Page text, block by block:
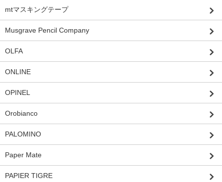
mtマスキングテープ
Musgrave Pencil Company
OLFA
ONLINE
OPINEL
Orobianco
PALOMINO
Paper Mate
PAPIER TIGRE